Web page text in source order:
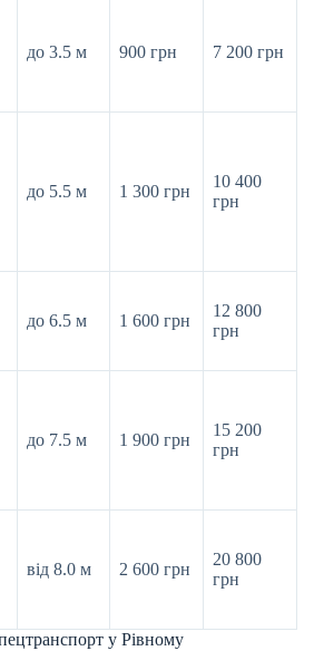
до 3.5 м 900 грн 7 200 грн
до 5.5 м 1 300 грн
10 400
грн
до 6.5 м 1 600 грн
12 800
грн
до 7.5 м 1 900 грн
15 200
грн
від 8.0 м 2 600 грн
20 800
грн
у Рівному